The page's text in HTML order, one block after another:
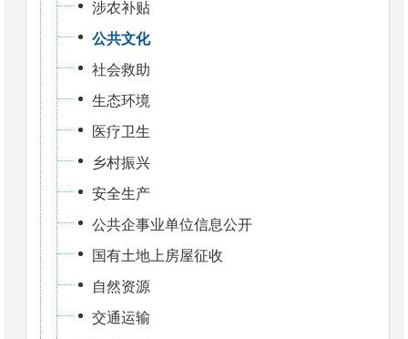
涉农补贴
公共文化
社会救助
生态环境
医疗卫生
乡村振兴
安全生产
公共企事业单位信息公开
国有土地上房屋征收
自然资源
交通运输